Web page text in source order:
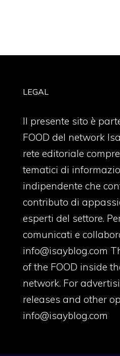
LEGAL
Il presente sito è
FOOD del network
rete editoriale
tematici di
indipendente che
contributo di
esperti del settore.
comunicati e
info@isayblog.com
of the FOOD inside
network. For
releases and other
info@isayblog.com